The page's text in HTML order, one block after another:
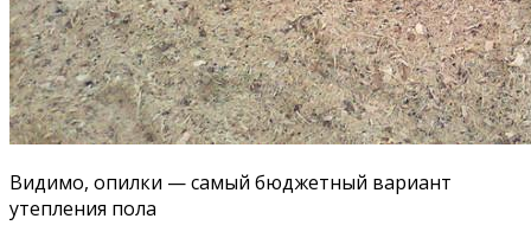
Видимо, опилки — самый бюджетный вариант
утепления пола